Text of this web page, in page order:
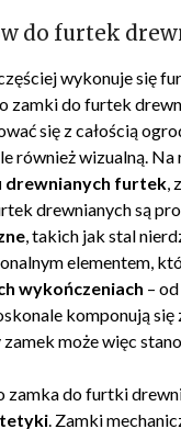
do furtek
wykonuje się
zamki do furtek
się z całością
również wizualną.
drewnianych furtek,
drewnianych są
, takich jak stal
elementem,
wykończeniach –
komponują
może więc
do furtki
. Zamki